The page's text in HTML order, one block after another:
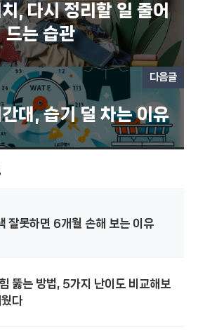
, 다시 정리할 일 줄어
드는 습관
다음글
대, 습기 덜 차는 이유
잘못하면 6개월 손해 보는 이유
뚫는 방법, 5가지 난이도 비교해보
다